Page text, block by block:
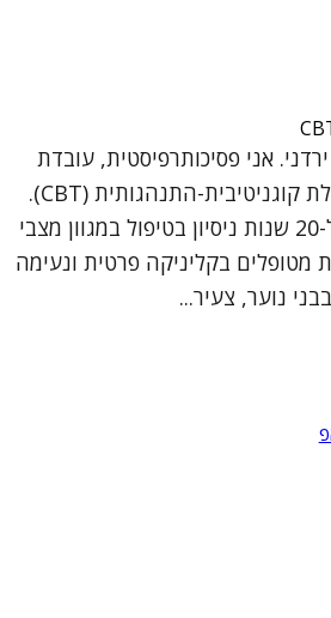
אני פסיכותרפיסטית, עובדת
סוציאלית קלינית ומטפלת קוגניטיבית-התנהגותית (CBT).
אני מביאה איתי קרוב ל-20 שנות ניסיון בטיפול במגוון מצבי
מטופלים בקליניקה פרטית ונעימה
נוער, צעיר...